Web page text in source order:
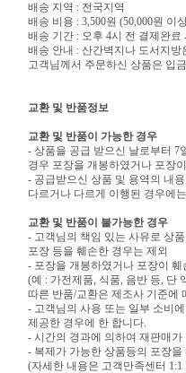
배송 지역 : 전국지역
배송 비용 : 3,500원 (50,000원 이
배송 기간 : 오후 4시 전 결제완료
배송 안내 : 산간벽지나 도서지
고객님께서 주문하신 상품은 입
교환 및 반품정보
교환 및 반품이 가능한 경우
- 상품을 공급 받으신 날로부터 7
경우 포장을 개봉하였거나 포장
- 공급받으신 상품 및 용역의 내
다르거나 다르게 이행된 경우에
교환 및 반품이 불가능한 경우
- 고객님의 책임 있는 사유로 상
포장 등을 훼손한 경우는 제외
- 포장을 개봉하였거나 포장이
(예 : 가전제품, 식품, 음반 등, 단
따른 반품/교환은 제조사 기준에
- 고객님의 사용 또는 일부 소비
제공한 경우에 한 합니다.
- 시간의 경과에 의하여 재판매
- 복제가 가능한 상품등의 포장을
(자세한 내용은 고객만족센터